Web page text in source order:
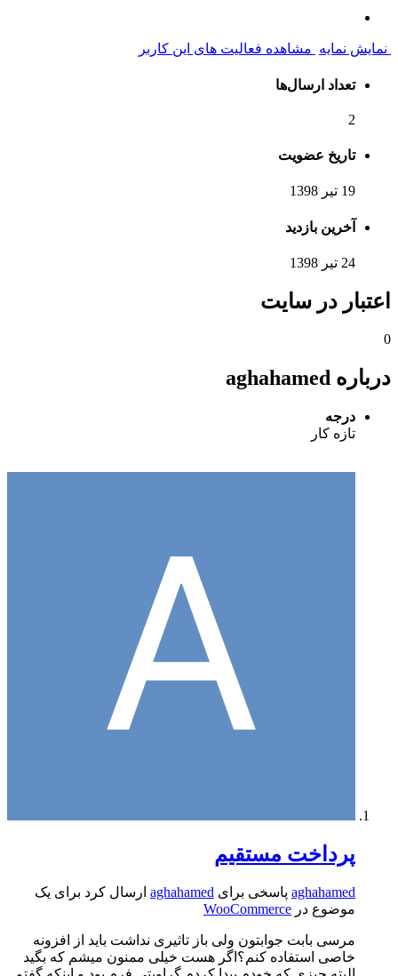
نمایش نمایه مشاهده فعالیت های این کاربر
تعداد ارسال‌ها
2
تاریخ عضویت
19 تیر 1398
آخرین بازدید
24 تیر 1398
اعتبار در سایت
0
درباره aghahamed
درجه
تازه کار
پرداخت مستقیم
aghahamed پاسخی برای aghahamed ارسال کرد برای یک
موضوع در WooCommerce
مرسی بابت جوابتون ولی باز تاثیری نداشت باید از افزونه
خاصی استفاده کنم؟اگر هست خیلی ممنون میشم که بگید